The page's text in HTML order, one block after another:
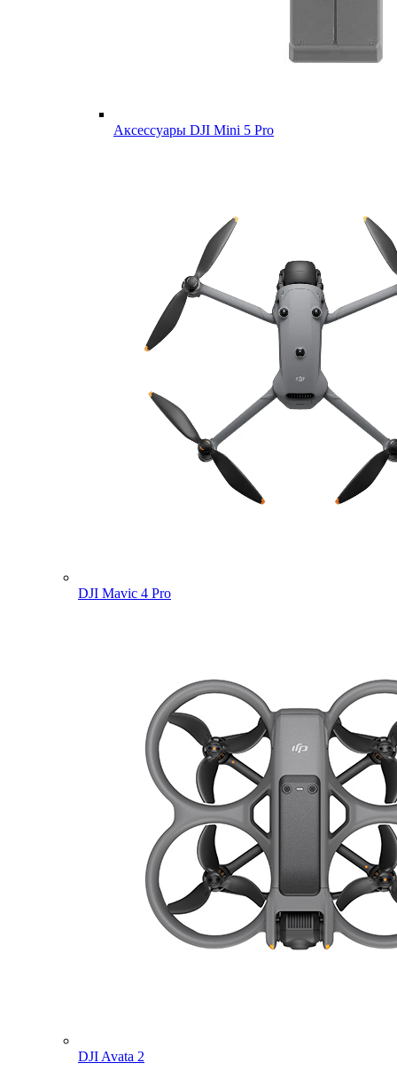
Аксессуары DJI Mini 5 Pro
DJI Mavic 4 Pro
DJI Avata 2